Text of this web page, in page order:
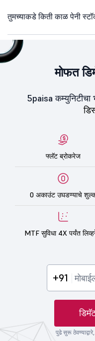
तुमच्याकडे किती काळ पेनी
मोफत
5paisa कम्युनिटीचा
फ्लॅट ब्रोकरेज
0 अकाउंट उघडण्याचे
MTF सुविधा 4X पर्यंत
+91
पुढे सुरू ठेवण्याद्वारे,